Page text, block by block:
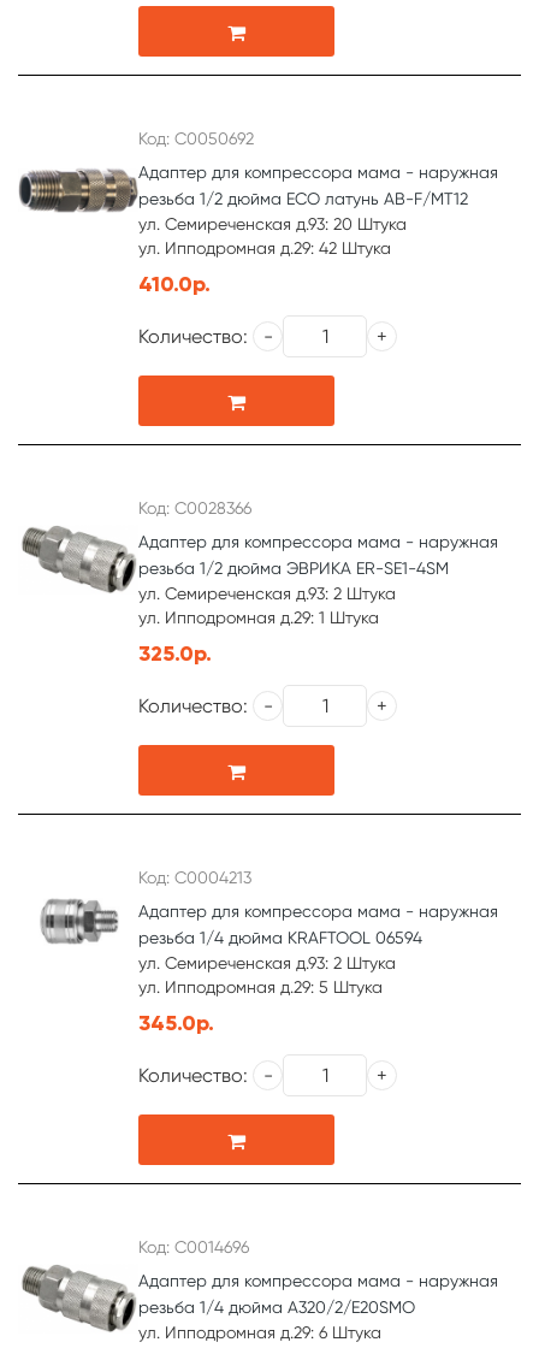
Код: С0050692
Адаптер для компрессора мама - наружная
резьба 1/2 дюйма ECO латунь AB-F/MT12
ул. Семиреченская д.93: 20 Штука
ул. Ипподромная д.29: 42 Штука
410.0р.
Количество:
Код: С0028366
Адаптер для компрессора мама - наружная
резьба 1/2 дюйма ЭВРИКА ER-SE1-4SM
ул. Семиреченская д.93: 2 Штука
ул. Ипподромная д.29: 1 Штука
325.0р.
Количество:
Код: С0004213
Адаптер для компрессора мама - наружная
резьба 1/4 дюйма KRAFTOOL 06594
ул. Семиреченская д.93: 2 Штука
ул. Ипподромная д.29: 5 Штука
345.0р.
Количество:
Код: С0014696
Адаптер для компрессора мама - наружная
резьба 1/4 дюйма А320/2/E20SMO
ул. Ипподромная д.29: 6 Штука